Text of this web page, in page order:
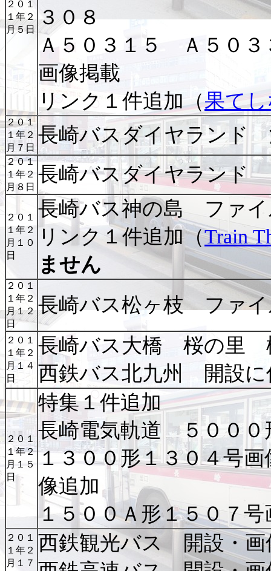
２０１
１年２
月５日
３０８
Ａ５０３１５ Ａ５０
画像掲載
リンク１件追加（果て
２０１
１年２
月７日
長崎バスダイヤランド
２０１
１年２
月８日
長崎バスダイヤランド
２０１
１年２
月１０
日
長崎バス神の島 ファイ
リンク１件追加（Train
ません
２０１
１年２
月１２
日
長崎バス松ヶ枝 ファイ
２０１
１年２
月１４
日
長崎バス大橋 桜の里
西鉄バス北九州 開設に
２０１
１年２
月１５
日
特集１件追加
長崎電気軌道 ５００
１３００形１３０４号
像追加
１５００Ａ形１５０７
２０１
１年２
月１７
西鉄観光バス 開設・画